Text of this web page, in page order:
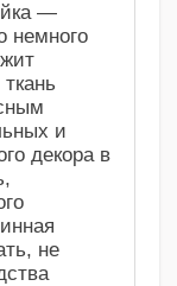
—
немного
и
декора в
не